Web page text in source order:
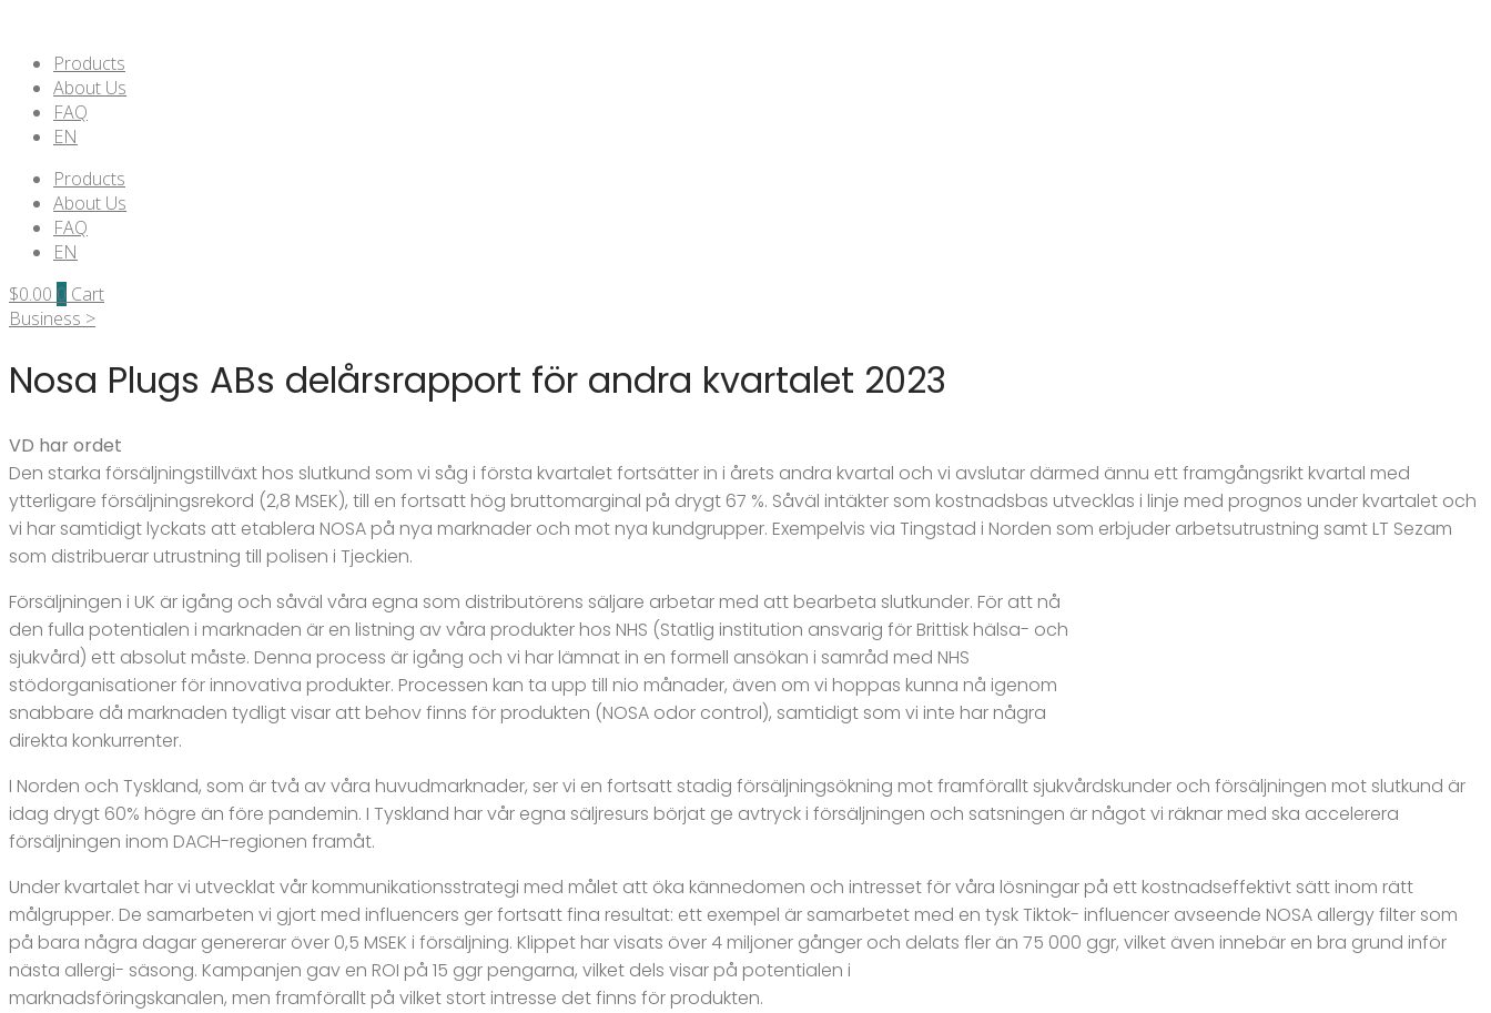
Products
About Us
FAQ
EN
Products
About Us
FAQ
EN
$0.00 0 Cart
Business >
Nosa Plugs ABs delårsrapport för andra kvartalet 2023
VD har ordet
Den starka försäljningstillväxt hos slutkund som vi såg i första kvartalet fortsätter in i årets andra kvartal och vi avslutar därmed ännu ett framgångsrikt kvartal med
ytterligare försäljningsrekord (2,8 MSEK), till en fortsatt hög bruttomarginal på drygt 67 %. Såväl intäkter som kostnadsbas utvecklas i linje med prognos under kvartalet och
vi har samtidigt lyckats att etablera NOSA på nya marknader och mot nya kundgrupper. Exempelvis via Tingstad i Norden som erbjuder arbetsutrustning samt LT Sezam
som distribuerar utrustning till polisen i Tjeckien.
Försäljningen i UK är igång och såväl våra egna som distributörens säljare arbetar med att bearbeta slutkunder. För att nå
den fulla potentialen i marknaden är en listning av våra produkter hos NHS (Statlig institution ansvarig för Brittisk hälsa- och
sjukvård) ett absolut måste. Denna process är igång och vi har lämnat in en formell ansökan i samråd med NHS
stödorganisationer för innovativa produkter. Processen kan ta upp till nio månader, även om vi hoppas kunna nå igenom
snabbare då marknaden tydligt visar att behov finns för produkten (NOSA odor control), samtidigt som vi inte har några
direkta konkurrenter.
I Norden och Tyskland, som är två av våra huvudmarknader, ser vi en fortsatt stadig försäljningsökning mot framförallt sjukvårdskunder och försäljningen mot slutkund är
idag drygt 60% högre än före pandemin. I Tyskland har vår egna säljresurs börjat ge avtryck i försäljningen och satsningen är något vi räknar med ska accelerera
försäljningen inom DACH-regionen framåt.
Under kvartalet har vi utvecklat vår kommunikationsstrategi med målet att öka kännedomen och intresset för våra lösningar på ett kostnadseffektivt sätt inom rätt
målgrupper. De samarbeten vi gjort med influencers ger fortsatt fina resultat: ett exempel är samarbetet med en tysk Tiktok- influencer avseende NOSA allergy filter som
på bara några dagar genererar över 0,5 MSEK i försäljning. Klippet har visats över 4 miljoner gånger och delats fler än 75 000 ggr, vilket även innebär en bra grund inför
nästa allergi- säsong. Kampanjen gav en ROI på 15 ggr pengarna, vilket dels visar på potentialen i
marknadsföringskanalen, men framförallt på vilket stort intresse det finns för produkten.